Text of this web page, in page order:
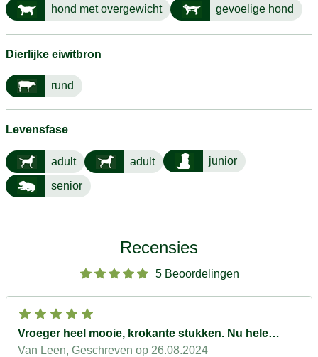
hond met overgewicht gevoelige hond
Dierlijke eiwitbron
rund
Levensfase
adult adult junior
senior
Recensies
5 Beoordelingen
Vroeger heel mooie, krokante stukken. Nu hele
brokken vet.
Van Leen, Geschreven op 26.08.2024